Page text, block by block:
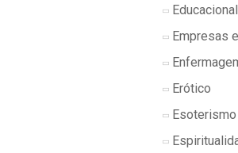
Empresas
Erótico
Esoterismo